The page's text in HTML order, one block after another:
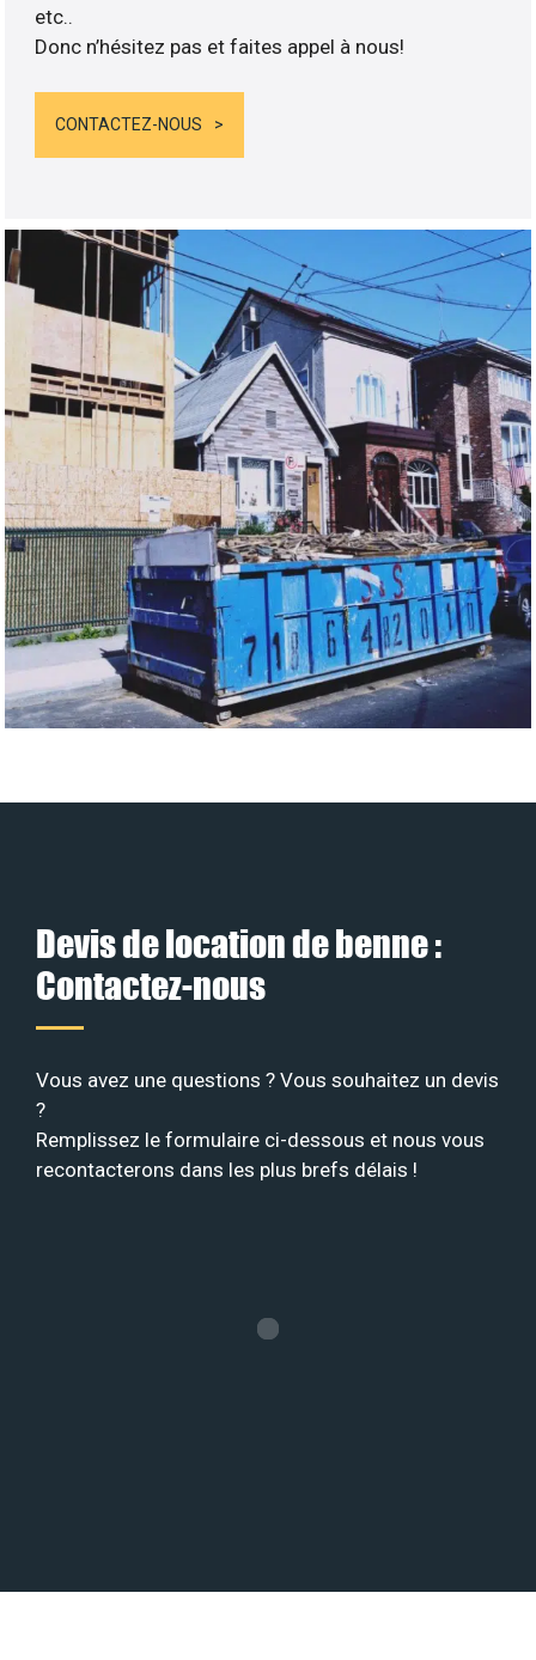
etc..
Donc n’hésitez pas et faites appel à nous!
CONTACTEZ-NOUS
Devis de location de benne :
Contactez-nous
Vous avez une questions ? Vous souhaitez un devis
?
Remplissez le formulaire ci-dessous et nous vous
recontacterons dans les plus brefs délais !